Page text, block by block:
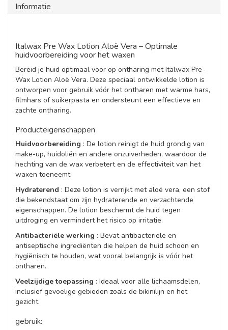
Informatie
Italwax Pre Wax Lotion Aloë Vera – Optimale
huidvoorbereiding voor het waxen
Bereid je huid optimaal voor op ontharing met Italwax Pre-
Wax Lotion Aloë Vera. Deze speciaal ontwikkelde lotion is
ontworpen voor gebruik vóór het ontharen met warme hars,
filmhars of suikerpasta en ondersteunt een effectieve en
zachte ontharing.
Producteigenschappen
Huidvoorbereiding : De lotion reinigt de huid grondig van
make-up, huidoliën en andere onzuiverheden, waardoor de
hechting van de wax verbetert en de effectiviteit van het
waxen toeneemt.
Hydraterend : Deze lotion is verrijkt met aloë vera, een stof
die bekendstaat om zijn hydraterende en verzachtende
eigenschappen. De lotion beschermt de huid tegen
uitdroging en vermindert het risico op irritatie.
Antibacteriële werking : Bevat antibacteriële en
antiseptische ingrediënten die helpen de huid schoon en
hygiënisch te houden, wat vooral belangrijk is vóór het
ontharen.
Veelzijdige toepassing : Ideaal voor alle lichaamsdelen,
inclusief gevoelige gebieden zoals de bikinilijn en het
gezicht.
gebruik: